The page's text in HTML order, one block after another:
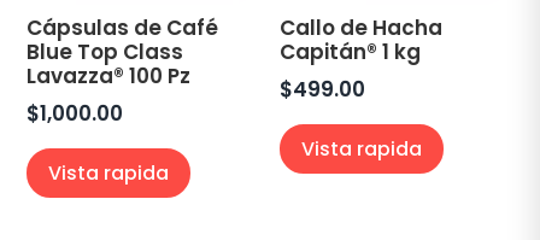
Cápsulas de Café
Blue Top Class
Lavazza® 100 Pz
$1,000.00
Vista rapida
Callo de Hacha
Capitán® 1 kg
$499.00
Vista rapida